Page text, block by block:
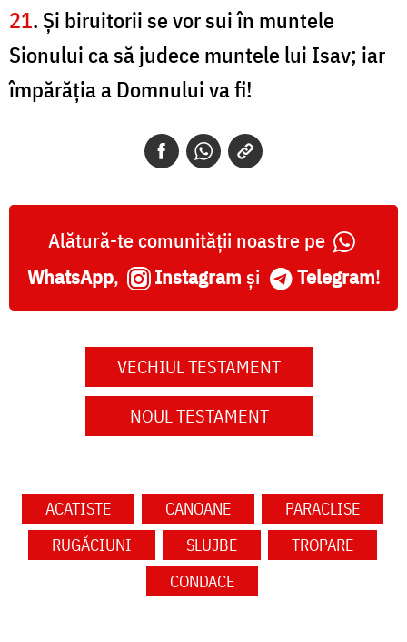
21. Şi biruitorii se vor sui în muntele
Sionului ca să judece muntele lui Isav; iar
împărăţia a Domnului va fi!
Alătură-te comunității noastre pe
WhatsApp, Instagram și Telegram!
VECHIUL TESTAMENT
NOUL TESTAMENT
ACATISTE CANOANE
PARACLISE
RUGĂCIUNI
SLUJBE
TROPARE
CONDACE